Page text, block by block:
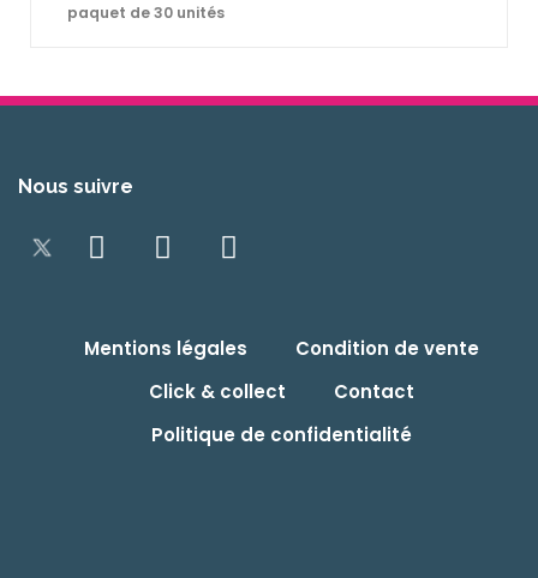
paquet de 30 unités
Nous suivre
Mentions légales
Condition de vente
Click & collect
Contact
Politique de confidentialité